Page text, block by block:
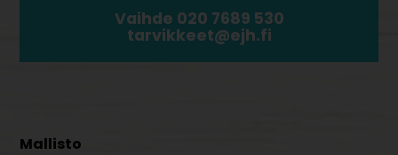
Vaihde 020 7689 530
tarvikkeet@ejh.fi
Mallisto